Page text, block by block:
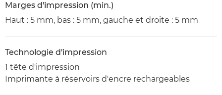
Marges d'impression (min.)
Haut : 5 mm, bas : 5 mm, gauche et droite : 5 mm
Technologie d'impression
1 tête d'impression
Imprimante à réservoirs d'encre rechargeables